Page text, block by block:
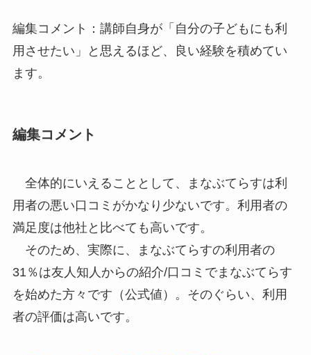
編集コメント：講師自身が「自分の子どもにも利
用させたい」と思えるほど、良い経験を積めてい
ます。
編集コメント
全体的にいえることとして、まなぶてらすは利
用者の悪い口コミがかなり少ないです。利用者の
満足度は他社と比べても高いです。
そのため、実際に、まなぶてらすの利用者の
31％は友人知人からの紹介/口コミでまなぶてらす
を始めた方々です（公式値）。そのぐらい、利用
者の評価は高いです。